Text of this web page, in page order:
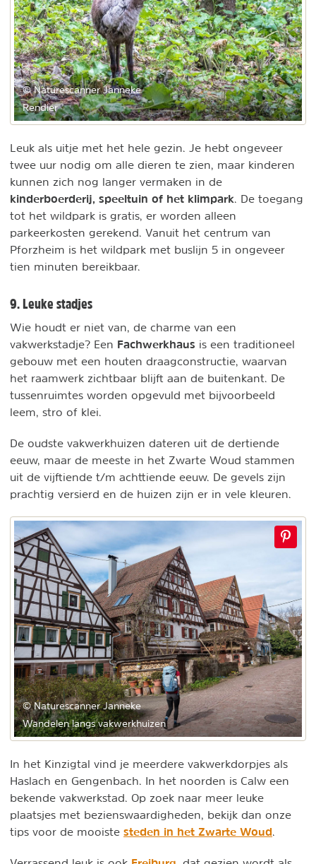
© Naturescanner Janneke
Rendier
Leuk als uitje met het hele gezin. Je hebt ongeveer
twee uur nodig om alle dieren te zien, maar kinderen
kunnen zich nog langer vermaken in de
kinderboerderij, speeltuin of het klimpark . De toegang
tot het wildpark is gratis, er worden alleen
parkeerkosten gerekend. Vanuit het centrum van
Pforzheim is het wildpark met buslijn 5 in ongeveer
tien minuten bereikbaar.
9. Leuke stadjes
Wie houdt er niet van, de charme van een
vakwerkstadje? Een Fachwerkhaus is een traditioneel
gebouw met een houten draagconstructie, waarvan
het raamwerk zichtbaar blijft aan de buitenkant. De
tussenruimtes worden opgevuld met bijvoorbeeld
leem, stro of klei.
De oudste vakwerkhuizen dateren uit de dertiende
eeuw, maar de meeste in het Zwarte Woud stammen
uit de vijftiende t/m achttiende eeuw. De gevels zijn
prachtig versierd en de huizen zijn er in vele kleuren.
© Naturescanner Janneke
Wandelen langs vakwerkhuizen
In het Kinzigtal vind je meerdere vakwerkdorpjes als
Haslach en Gengenbach. In het noorden is Calw een
bekende vakwerkstad. Op zoek naar meer leuke
plaatsjes met bezienswaardigheden, bekijk dan onze
tips voor de mooiste steden in het Zwarte Woud